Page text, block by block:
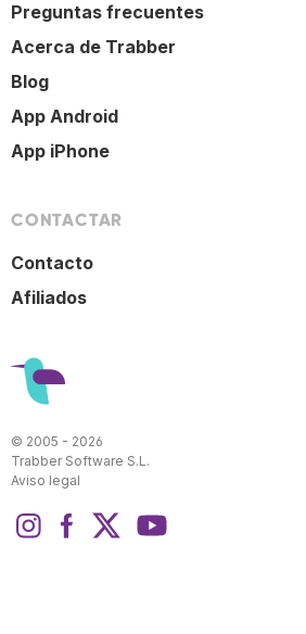
Preguntas frecuentes
Acerca de Trabber
Blog
App Android
App iPhone
CONTACTAR
Contacto
Afiliados
© 2005 - 2026
Trabber Software S.L.
Aviso legal